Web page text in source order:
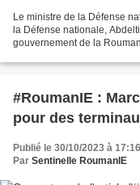
Le ministre de la Défense
la Défense nationale,
gouvernement de la
#RoumanIE :
pour des
Publié le 30/10/2023 à 17:16
Par Sentinelle RoumanIE